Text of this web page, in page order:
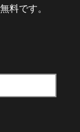
料です。